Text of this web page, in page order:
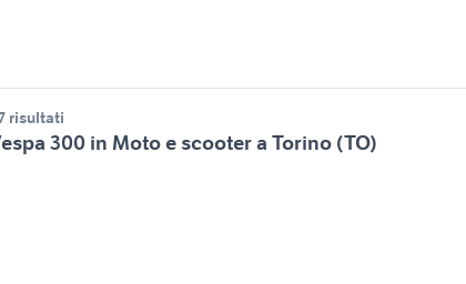
risultati
300 in Moto e scooter a Torino (TO)